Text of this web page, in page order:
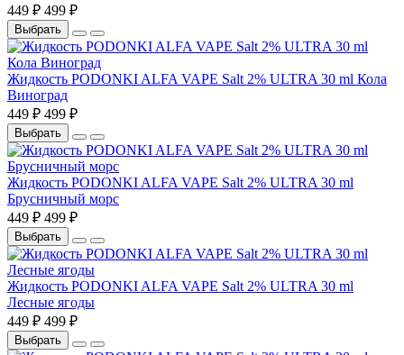
449 ₽ 499 ₽
Выбрать
Жидкость PODONKI ALFA VAPE Salt 2% ULTRA 30 ml Кола
Виноград
449 ₽ 499 ₽
Выбрать
Жидкость PODONKI ALFA VAPE Salt 2% ULTRA 30 ml
Брусничный морс
449 ₽ 499 ₽
Выбрать
Жидкость PODONKI ALFA VAPE Salt 2% ULTRA 30 ml
Лесные ягоды
449 ₽ 499 ₽
Выбрать